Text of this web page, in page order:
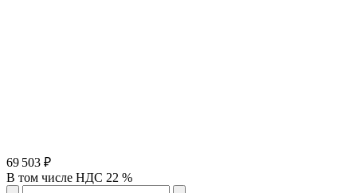
69 503 ₽
В том числе НДС 22 %